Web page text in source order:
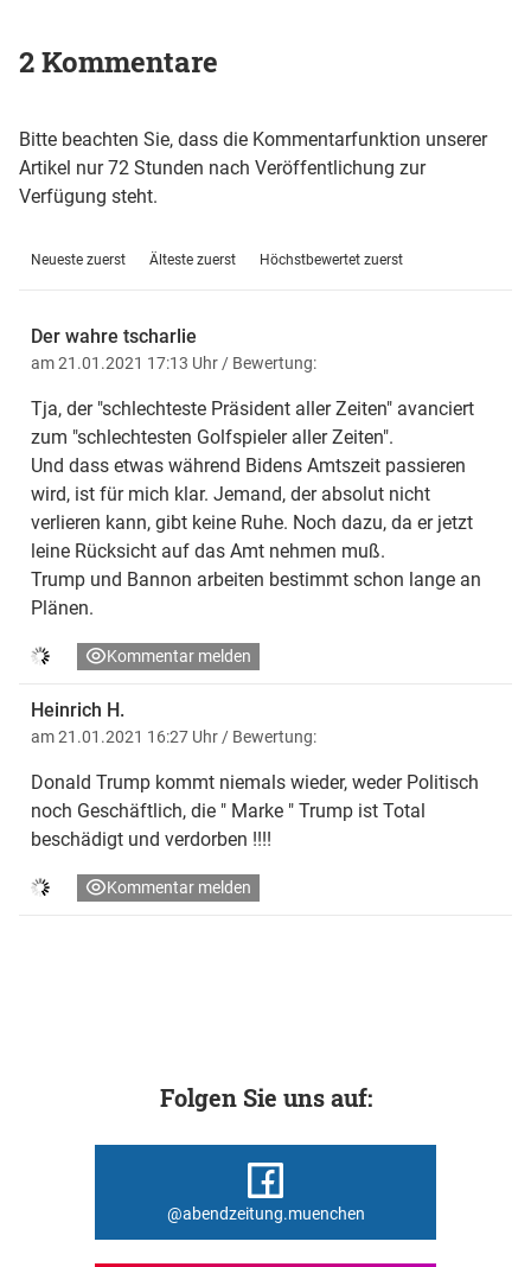
2 Kommentare
Bitte beachten Sie, dass die Kommentarfunktion unserer
Artikel nur 72 Stunden nach Veröffentlichung zur
Verfügung steht.
Neueste zuerst Älteste zuerst Höchstbewertet zuerst
Der wahre tscharlie
am 21.01.2021 17:13 Uhr / Bewertung:
Tja, der "schlechteste Präsident aller Zeiten" avanciert
zum "schlechtesten Golfspieler aller Zeiten".
Und dass etwas während Bidens Amtszeit passieren
wird, ist für mich klar. Jemand, der absolut nicht
verlieren kann, gibt keine Ruhe. Noch dazu, da er jetzt
leine Rücksicht auf das Amt nehmen muß.
Trump und Bannon arbeiten bestimmt schon lange an
Plänen.
Kommentar melden
Heinrich H.
am 21.01.2021 16:27 Uhr / Bewertung:
Donald Trump kommt niemals wieder, weder Politisch
noch Geschäftlich, die " Marke " Trump ist Total
beschädigt und verdorben !!!!
Kommentar melden
Folgen Sie uns auf:
@abendzeitung.muenchen